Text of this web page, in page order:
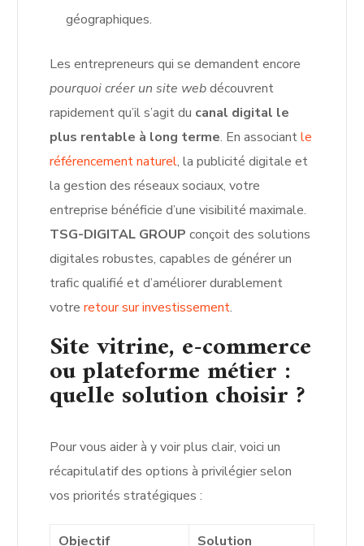
géographiques.
Les entrepreneurs qui se demandent encore
pourquoi créer un site webdécouvrent
rapidement qu’il s’agit du canal digital le
plus rentable à long terme. En associantle
référencement naturel, la publicité digitale et
la gestion des réseaux sociaux, votre
entreprise bénéficie d’une visibilité maximale.
TSG-DIGITAL GROUP conçoit des solutions
digitales robustes, capables de générer un
trafic qualifié et d’améliorer durablement
votre retour sur investissement.
Site vitrine, e-commerce
ou plateforme métier :
quelle solution choisir ?
Pour vous aider à y voir plus clair, voici un
récapitulatif des options à privilégier selon
vos priorités stratégiques :
Objectif
Solution